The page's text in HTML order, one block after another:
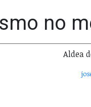
no
Aldea